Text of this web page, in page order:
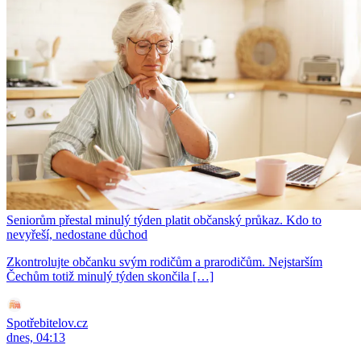
Seniorům přestal minulý týden platit občanský průkaz. Kdo to
nevyřeší, nedostane důchod
Zkontrolujte občanku svým rodičům a prarodičům. Nejstarším
Čechům totiž minulý týden skončila […]
Spotřebitelov.cz
dnes, 04:13